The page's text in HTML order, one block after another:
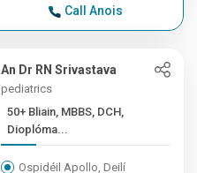
Call Anois
An Dr RN Srivastava
pediatrics
50+ Bliain, MBBS, DCH,
Dioplóma...
Ospidéil Apollo, Deilí